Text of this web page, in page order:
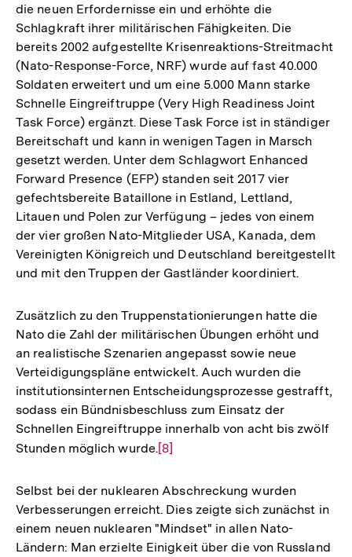
die neuen Erfordernisse ein und erhöhte die
Schlagkraft ihrer militärischen Fähigkeiten. Die
bereits 2002 aufgestellte Krisenreaktions-Streitmacht
(Nato-Response-Force, NRF) wurde auf fast 40.000
Soldaten erweitert und um eine 5.000 Mann starke
Schnelle Eingreiftruppe (Very High Readiness Joint
Task Force) ergänzt. Diese Task Force ist in ständiger
Bereitschaft und kann in wenigen Tagen in Marsch
gesetzt werden. Unter dem Schlagwort Enhanced
Forward Presence (EFP) standen seit 2017 vier
gefechtsbereite Bataillone in Estland, Lettland,
Litauen und Polen zur Verfügung – jedes von einem
der vier großen Nato-Mitglieder USA, Kanada, dem
Vereinigten Königreich und Deutschland bereitgestellt
und mit den Truppen der Gastländer koordiniert.
Zusätzlich zu den Truppenstationierungen hatte die
Nato die Zahl der militärischen Übungen erhöht und
an realistische Szenarien angepasst sowie neue
Verteidigungspläne entwickelt. Auch wurden die
institutionsinternen Entscheidungsprozesse gestrafft,
sodass ein Bündnisbeschluss zum Einsatz der
Schnellen Eingreiftruppe innerhalb von acht bis zwölf
Stunden möglich wurde.Zur
der
Fußnote
[8]
Selbst bei der nuklearen Abschreckung wurden
Verbesserungen erreicht. Dies zeigte sich zunächst in
einem neuen nuklearen "Mindset" in allen Nato-
Ländern: Man erzielte Einigkeit über die von Russland